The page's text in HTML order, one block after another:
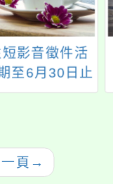
短影音徵件活
至6月30日止
頁 →